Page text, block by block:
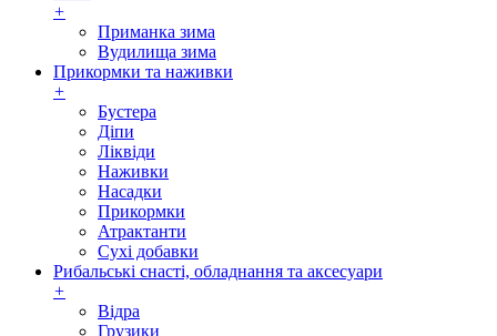
+
Приманка зима
Вудилища зима
Прикормки та наживки
+
Бустера
Діпи
Ліквіди
Наживки
Насадки
Прикормки
Атрактанти
Сухі добавки
Рибальські снасті, обладнання та аксесуари
+
Відра
Грузики